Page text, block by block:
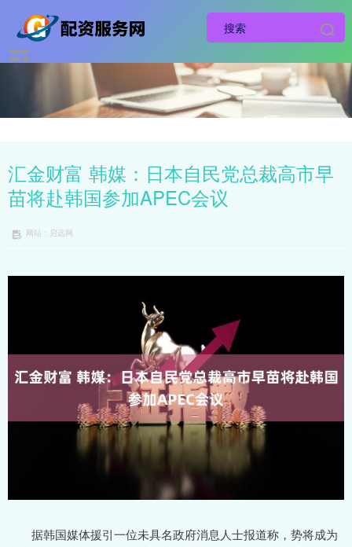
汇金财富 韩媒：日本自民党总裁高市早
苗将赴韩国参加APEC会议
网站：启远网
据韩国媒体援引一位未具名政府消息人士报道称，势将成为